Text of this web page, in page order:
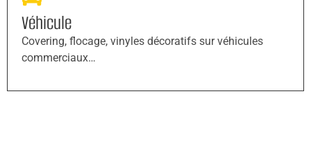
Véhicule
Covering, flocage, vinyles décoratifs sur véhicules
commerciaux…